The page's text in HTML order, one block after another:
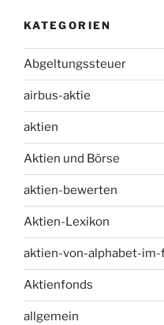
KATEGORIEN
Abgeltungssteuer
airbus-aktie
aktien
Aktien und Börse
aktien-bewerten
Aktien-Lexikon
aktien-von-alphabet-im-
Aktienfonds
allgemein